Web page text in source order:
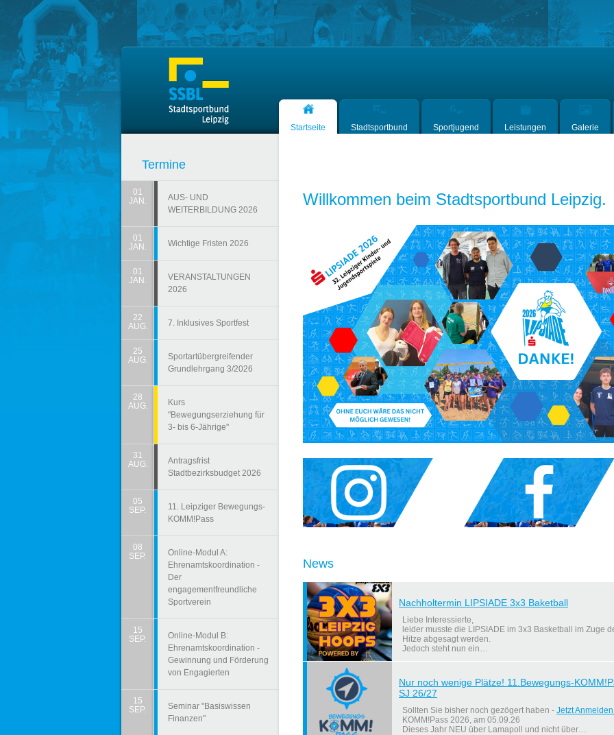
Zum Hauptinhalt springen
Startseite (current)Stadtsportbund Sportjugend Leistungen Galerie
Termine
01
JAN.
AUS- UND
WEITERBILDUNG 2026
01
JAN.
Wichtige Fristen 2026
01
JAN.
VERANSTALTUNGEN
2026
22
AUG.
7. Inklusives Sportfest
25
AUG.
Sportartübergreifender
Grundlehrgang 3/2026
28
AUG.
Kurs
"Bewegungserziehung für
3- bis 6-Jährige"
31
AUG.
Antragsfrist
Stadtbezirksbudget 2026
05
SEP.
11. Leipziger Bewegungs-
KOMM!Pass
08
SEP.
Online-Modul A:
Ehrenamtskoordination -
Der
engagementfreundliche
Sportverein
15
SEP.
Online-Modul B:
Ehrenamtskoordination -
Gewinnung und Förderung
von Engagierten
15
SEP.
Seminar "Basiswissen
Finanzen"
Willkommen beim Stadtsportbund Leipzig.
News
Nachholtermin LIPSIADE 3x3 Baketball
Liebe Interessierte,
leider musste die LIPSIADE im 3x3 Basketball im Zuge
Hitze abgesagt werden.
Jedoch steht nun ein…
Nur noch wenige Plätze! 11.Bewegungs-
SJ 26/27
Sollten Sie bisher noch gezögert haben - Jetzt
KOMM!Pass 2026, am 05.09.26
Dieses Jahr NEU über Lamapoll und nicht über…